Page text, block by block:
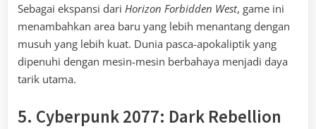
Sebagai ekspansi dari Horizon Forbidden West, game ini
menambahkan area baru yang lebih menantang dengan
musuh yang lebih kuat. Dunia pasca-apokaliptik yang
dipenuhi dengan mesin-mesin berbahaya menjadi daya
tarik utama.
5. Cyberpunk 2077: Dark Rebellion